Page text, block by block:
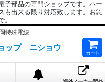
子部品の専門ショップです。ハー
も出来る限り対応致します。お急
特殊電線
ップ ニショウ
カート